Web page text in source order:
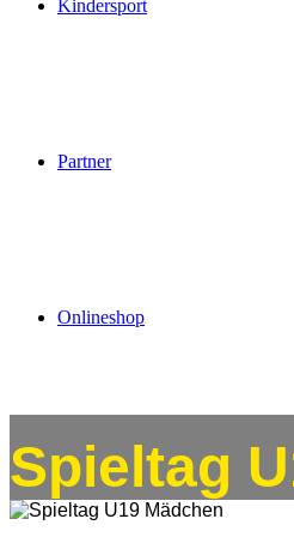
Kindersport
Partner
Onlineshop
Spieltag